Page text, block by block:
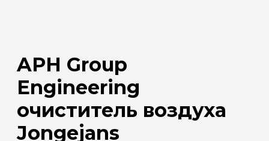
APH Group
Engineering
очиститель воздуха
Jongejans